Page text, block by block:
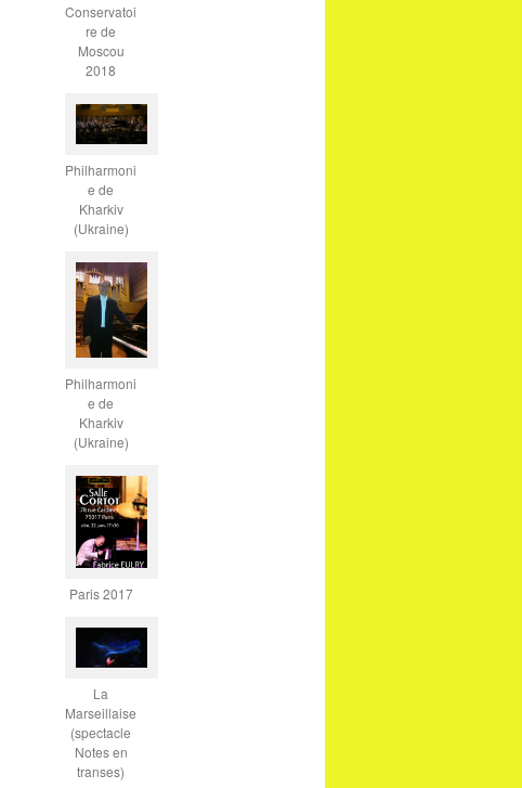
Conservatoi
re de
Moscou
2018
Philharmoni
e de
Kharkiv
(Ukraine)
Philharmoni
e de
Kharkiv
(Ukraine)
Paris 2017
La
Marseillaise
(spectacle
Notes en
transes)